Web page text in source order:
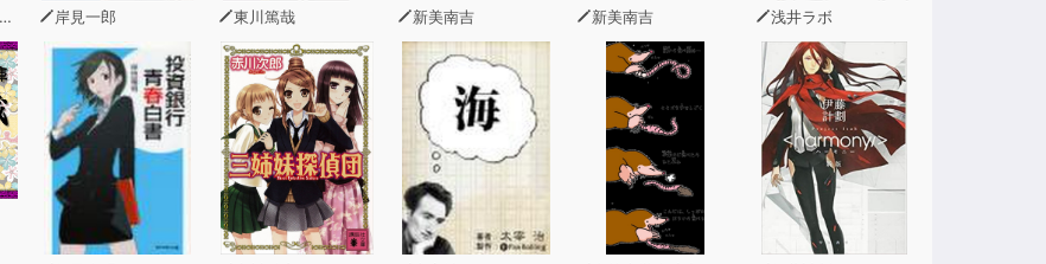
岸見一郎 東川篤哉 新美南吉 新美南吉 浅井ラボ